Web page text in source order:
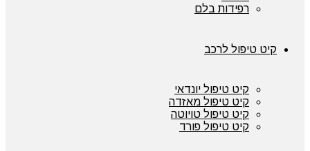
רפידות בלם
קיט טיפול לרכב
קיט טיפול יונדאי
קיט טיפול מאזדה
קיט טיפול טויוטה
קיט טיפול פורד